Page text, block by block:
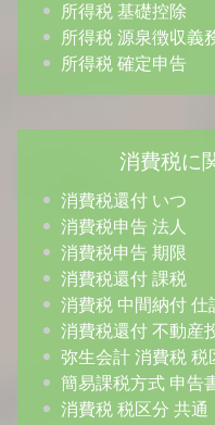
所得税 基礎控除
所得税 源泉徴収義
所得税 確定申告
消費税に
消費税還付 いつ
消費税申告 法人
消費税申告 期限
消費税還付 課税
消費税 中間納付 仕
消費税還付 不動産
弥生会計 消費税 税
簡易課税方式 申告
消費税 税区分 共通